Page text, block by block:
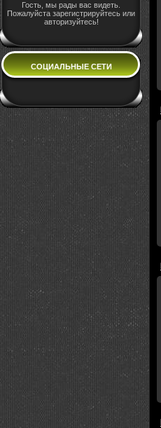
Гость, мы рады вас видеть.
Пожалуйста зарегистрируйтесь или
авторизуйтесь!
СОЦИАЛЬНЫЕ СЕТИ